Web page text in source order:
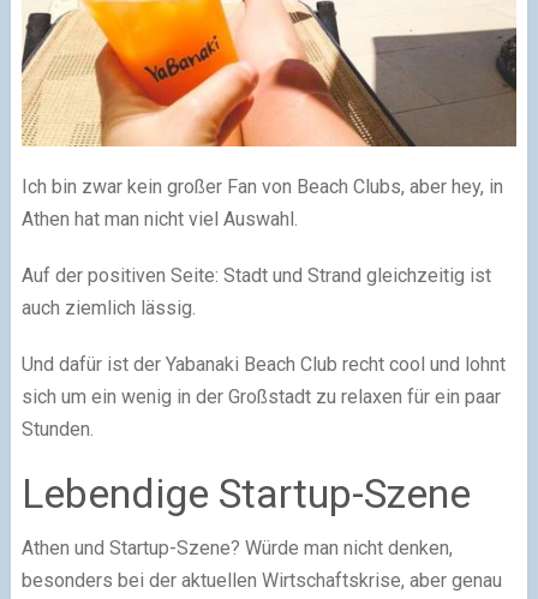
Ich bin zwar kein großer Fan von Beach Clubs, aber hey, in
Athen hat man nicht viel Auswahl.
Auf der positiven Seite: Stadt und Strand gleichzeitig ist
auch ziemlich lässig.
Und dafür ist der Yabanaki Beach Club recht cool und lohnt
sich um ein wenig in der Großstadt zu relaxen für ein paar
Stunden.
Lebendige Startup-Szene
Athen und Startup-Szene? Würde man nicht denken,
besonders bei der aktuellen Wirtschaftskrise, aber genau